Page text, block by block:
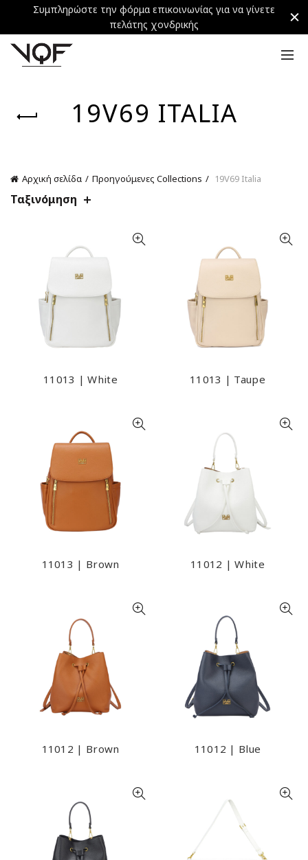
19V69 ITALIA
Αρχική σελίδα Προηγούμενες Collections 19V69 Italia
Ταξινόμηση
11013 | White 11013 | Taupe
11013 | Brown 11012 | White
11012 | Brown 11012 | Blue
Συμπληρώστε την φόρμα επικοινωνίας για να γίνετε
πελάτης χονδρικής